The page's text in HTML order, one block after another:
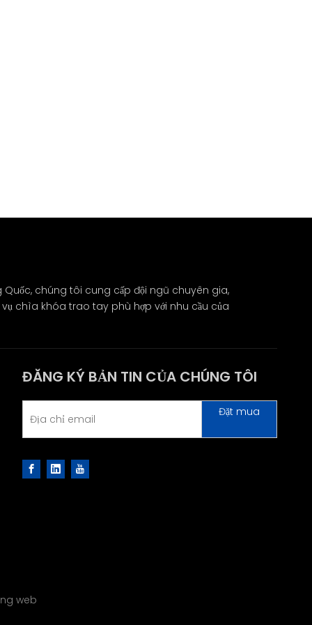
Quốc, chúng tôi cung cấp đội ngũ chuyên gia,
chìa khóa trao tay phù hợp với nhu cầu của
ĐĂNG KÝ BẢN TIN CỦA CHÚNG TÔI
Đặt mua
web